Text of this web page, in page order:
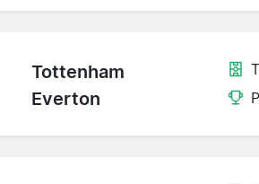
Tottenham
Everton